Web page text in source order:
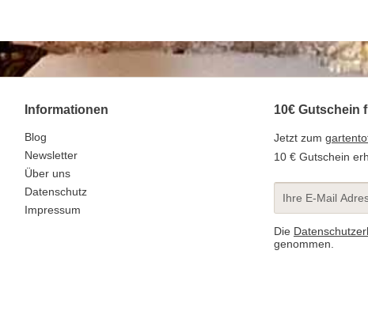
Informationen
Blog
Newsletter
Über uns
Datenschutz
Impressum
10€ Gutschein
Jetzt zum
10 € Gutschein
Die
genommen.